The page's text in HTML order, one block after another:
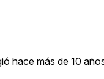
hace más de 10